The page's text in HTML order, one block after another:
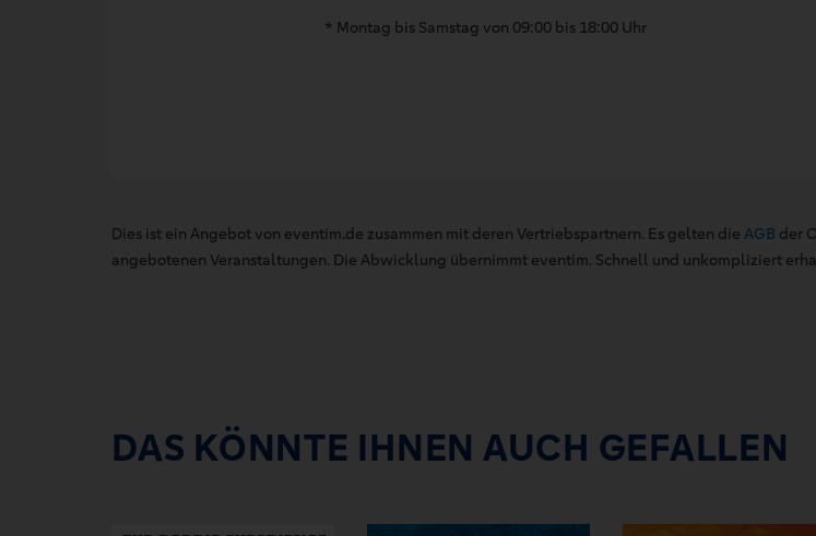
* Montag bis Samstag von 09:00 bis 18:00 Uhr
Dies ist ein Angebot von eventim.de zusammen mit deren Vertriebspartnern. Es gelten die AGB der
angebotenen Veranstaltungen. Die Abwicklung übernimmt eventim. Schnell und unkompliziert
DAS KÖNNTE IHNEN AUCH GEFALLEN